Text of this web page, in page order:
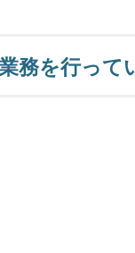
務を行って